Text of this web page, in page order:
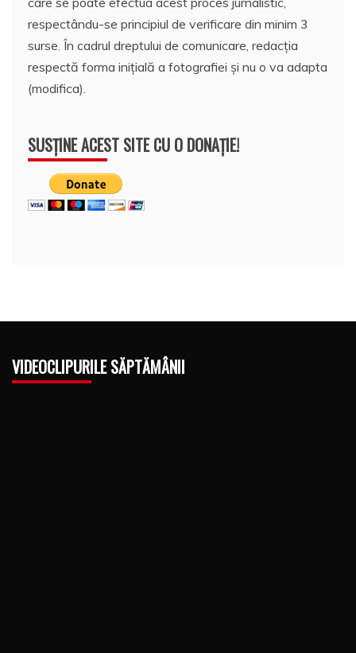
respectându-se principiul de verificare din minim 3
surse. În cadrul dreptului de comunicare, redacția
respectă forma inițială a fotografiei și nu o va adapta
(modifica).
SUSȚINE ACEST SITE CU O DONAȚIE!
VIDEOCLIPURILE SĂPTĂMÂNII